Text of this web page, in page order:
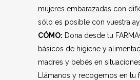
mujeres embarazadas con
sólo es posible con vuestra
CÓMO: Dona desde tu
básicos de higiene y
madres y bebés en
Llámanos y recogemos en tu